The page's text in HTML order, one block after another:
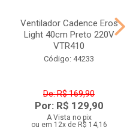
Ventilador Cadence Eros
Light 40cm Preto 220V
VTR410
Código: 44233
De: R$ 169,90
Por: R$ 129,90
A Vista no pix
ou em 12x de R$ 14,16